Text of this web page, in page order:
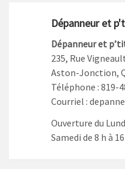
Dépanneur et
Dépanneur et
235, Rue
Aston-Jonction,
Téléphone : 819-
Courriel :
Ouverture du
Samedi de 8 h à